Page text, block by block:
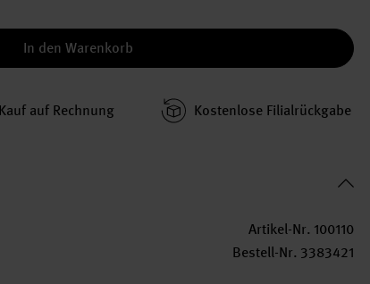
In den Warenkorb
Kauf auf Rechnung Kosten­lose Filial­rückgabe
Artikel-Nr. 100110
Bestell-Nr. 3383421